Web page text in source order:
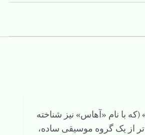
با نام «آهاس» نیز شناخته
از یک گروه موسیقی ساده،